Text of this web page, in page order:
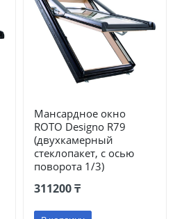
Мансардное окно
ROTO Designo R79
(двухкамерный
стеклопакет, с осью
поворота 1/3)
311200 ₸